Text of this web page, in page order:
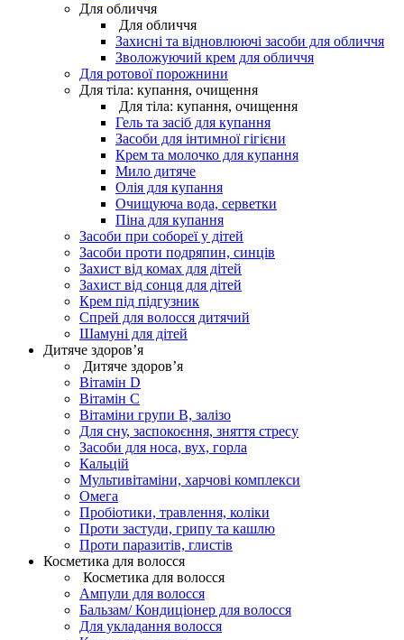
Для обличчя
Для обличчя
Захисні та відновлюючі засоби для обличчя
Зволожуючий крем для обличчя
Для ротової порожнини
Для тіла: купання, очищення
Для тіла: купання, очищення
Гель та засіб для купання
Засоби для інтимної гігієни
Крем та молочко для купання
Мило дитяче
Олія для купання
Очищуюча вода, серветки
Піна для купання
Засоби при собореї у дітей
Засоби проти подряпин, синців
Захист від комах для дітей
Захист від сонця для дітей
Крем під підгузник
Спрей для волосся дитячий
Шамуні для дітей
Дитяче здоров’я
Дитяче здоров’я
Вітамін D
Вітамін С
Вітаміни групи В, залізо
Для сну, заспокоєння, зняття стресу
Засоби для носа, вух, горла
Кальцій
Мультивітаміни, харчові комплекси
Омега
Пробіотики, травлення, коліки
Проти застуди, грипу та кашлю
Проти паразитів, глистів
Косметика для волосся
Косметика для волосся
Ампули для волосся
Бальзам/ Кондиціонер для волосся
Для укладання волосся